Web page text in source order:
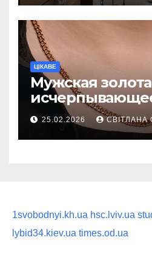
ритуал
ЦІКАВЕ
Мужская
руководство
статусного
25.02.2026 СВІТЛАНА
1svobodnyi.kh.ua hsc.lviv.ua
lybid34.kiev.ua times.od.ua